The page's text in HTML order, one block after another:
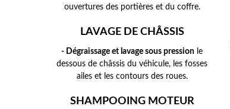
ouvertures des portières et du coffre.
LAVAGE DE CHÂSSIS
- Dégraissage et lavage sous pression le
dessous de châssis du véhicule, les fosses
ailes et les contours des roues.
SHAMPOOING MOTEUR